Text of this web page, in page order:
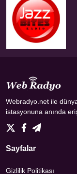
Webradyo.net ile
istasyonuna anında
Sayfalar
Gizlilik Politikası